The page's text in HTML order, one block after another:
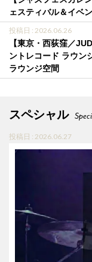
ェスティバル＆イベ
投稿日 : 2026.06.26
【東京・西荻窪／
ントレコード ラウン
ラウンジ空間
スペシャル
投稿日 : 2026.06.27